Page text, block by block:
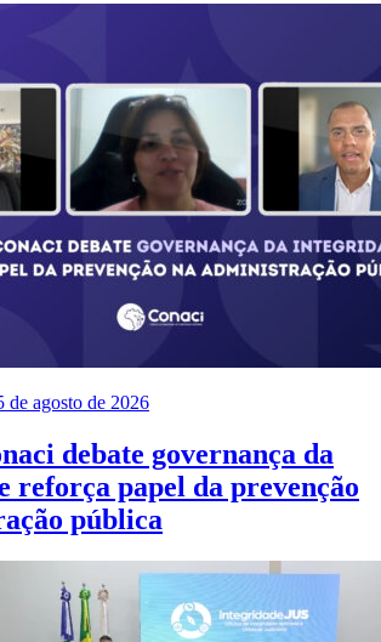
de agosto de 2026
debate governança da
reforça papel da prevenção
pública